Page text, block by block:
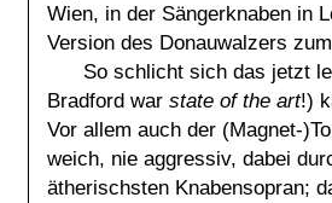
Wien, in der Sängerknaben in
Version des Donauwalzers
So schlicht sich das jetzt
Bradford war state of the art!)
Vor allem auch der (Magnet-
weich, nie aggressiv, dabei
ätherischsten Knabensopran;